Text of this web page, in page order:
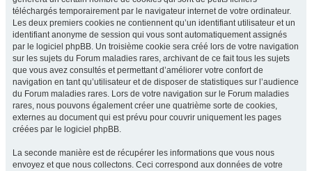
téléchargés temporairement par le navigateur internet de votre ordinateur.
Les deux premiers cookies ne contiennent qu’un identifiant utilisateur et un
identifiant anonyme de session qui vous sont automatiquement assignés
par le logiciel phpBB. Un troisième cookie sera créé lors de votre navigation
sur les sujets du Forum maladies rares, archivant de ce fait tous les sujets
que vous avez consultés et permettant d’améliorer votre confort de
navigation en tant qu’utilisateur et de disposer de statistiques sur l’audience
du Forum maladies rares. Lors de votre navigation sur le Forum maladies
rares, nous pouvons également créer une quatrième sorte de cookies,
externes au document qui est prévu pour couvrir uniquement les pages
créées par le logiciel phpBB.
La seconde manière est de récupérer les informations que vous nous
envoyez et que nous collectons. Ceci correspond aux données de votre